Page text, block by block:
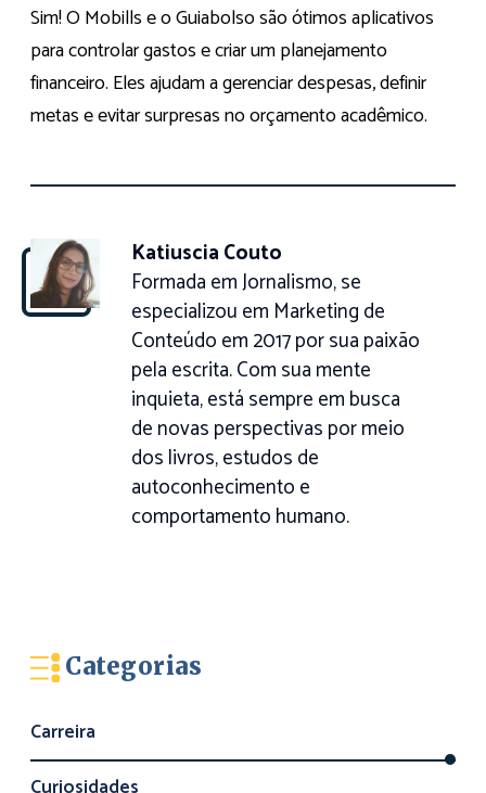
Sim! O Mobills e o Guiabolso são ótimos aplicativos
para controlar gastos e criar um planejamento
financeiro. Eles ajudam a gerenciar despesas, definir
metas e evitar surpresas no orçamento acadêmico.
Katiuscia Couto
Formada em Jornalismo, se
especializou em Marketing de
Conteúdo em 2017 por sua paixão
pela escrita. Com sua mente
inquieta, está sempre em busca
de novas perspectivas por meio
dos livros, estudos de
autoconhecimento e
comportamento humano.
Categorias
Carreira